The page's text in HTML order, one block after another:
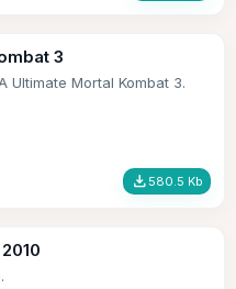
3
Ultimate Mortal Kombat 3.
file_download 580.5 Kb